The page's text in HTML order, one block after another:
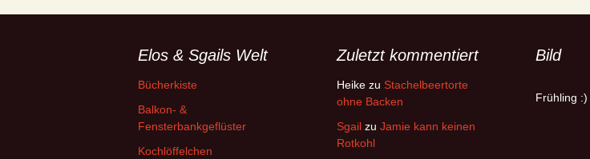
Elos & Sgails Welt
Bücherkiste
Balkon- &
Fensterbankgeflüster
Kochlöffelchen
Zuletzt kommentiert
Heike zu Stachelbeertorte
ohne Backen
Sgail zu Jamie kann keinen
Rotkohl
Bild
Frühling :)